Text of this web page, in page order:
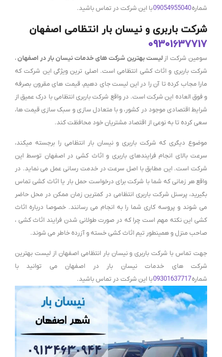
شماره09054955040با این شرکت در تماس باشید.
شرکت باربری و نیسان بار انتظامی اصفهان
09301637717
سومین شرکت از لیست بهترین شرکت های خدمات نیسان بار در اصفهان،
شرکت باربری و اثاث کشی انتظامی است. اصلی ترین ویژگی این شرکت که
مارا مجاب کرده تا آن را در این لیست جای دهیم، قیمت های مقرون بصرفه
و فوق العاده این شرکت است. در واقع شرکت باربری انتظامی با درک عمیق از
شرایط اقتصادی موجود در کشور، و با متعادل سازی و سبک سازی قیمت ها،
سعی کرده تا به نوعی از اقتصاد مشتریان خود محافظت کند.
موضوع دیگری که شرکت باربری و نیسان بار انتظامی را برجسته میکند،
سرعت بالای انجام فرایندهای باربری و اثاث کشی در اصفهان توسط این
شرکت است. این مطابق با اصل سرعت در خدمت رسانی عمل می نماید. در
واقع هر زمانی که شما با شرکت برای درخواست حمل بار یا اثاث کشی تماس
بگیرید، پرسنل شرکت باربری انتظامی در کمترین زمان ممکن در محل حاضر
می شوند و پروسه کاری شما را به انجام می رسانند. خصوصا درباره اثاث
کشی این نکته مهم است چرا که در صورت طولانی شدن فرایند اثاث کشی ،
صاحب منزل و همینطور تیم اثاث کشی خسته و آزرده خاطر می شوند.
جهت تماس با شرکت باربری و نیسان بار انتظامی اصفهان از لیست بهترین
شرکت های خدمات نیسان بار در اصفهان می توانید با
شماره09301637717با این شرکت در تماس باشید.